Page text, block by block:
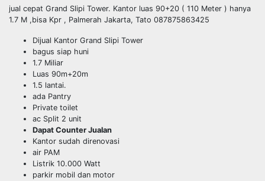
jual cepat Grand Slipi Tower. Kantor luas 90+20 ( 110 Meter ) hanya
1.7 M ,bisa Kpr , Palmerah Jakarta, Tato 087875863425
Dijual Kantor Grand Slipi Tower
bagus siap huni
1.7 Miliar
Luas 90m+20m
1.5 lantai.
ada Pantry
Private toilet
ac Split 2 unit
Dapat Counter Jualan
Kantor sudah direnovasi
air PAM
Listrik 10.000 Watt
parkir mobil dan motor